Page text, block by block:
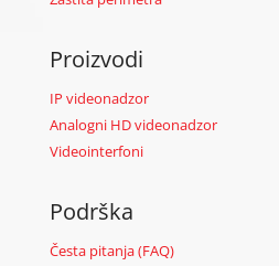
Proizvodi
IP videonadzor
Analogni HD videonadzor
Videointerfoni
Podrška
Česta pitanja (FAQ)